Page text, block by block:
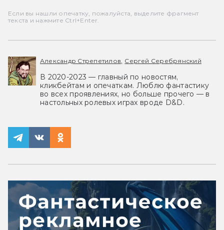
Если вы нашли опечатку, пожалуйста, выделите фрагмент
текста и нажмите Ctrl+Enter.
Александр Стрепетилов, Сергей Серебрянский
В 2020-2023 — главный по новостям,
кликбейтам и опечаткам. Люблю фантастику
во всех проявлениях, но больше прочего — в
настольных ролевых играх вроде D&D.